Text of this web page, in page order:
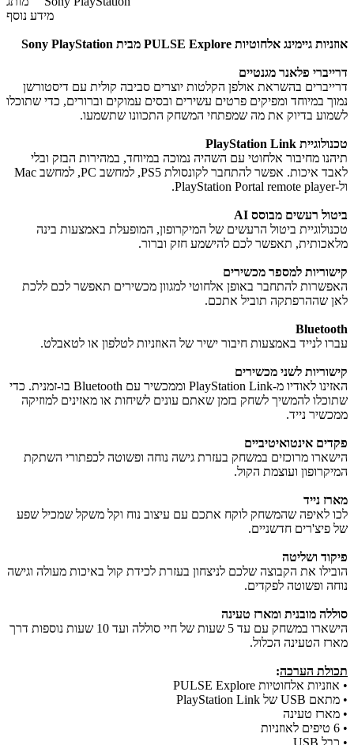
מידע נוסף
אוזניות גיימינג אלחוטיות PULSE Explore מבית Sony PlayStation
דרייברי פלאנר מגנטיים
דרייברים בהשראת אולפן הקלטות יוצרים סביבה קולית עם דיסטורשן
נמוך במיוחד ומפיקים פרטים עשירים ובסים עמוקים וברורים, כדי שתוכלו
לשמוע בדיוק את מה שמפתחי המשחק התכוונו שתשמעו.
טכנולוגיית PlayStation Link
תיהנו מחיבור אלחוטי עם השהיה נמוכה במיוחד, במהירות הבזק ובלי
לאבד איכות. אפשר להתחבר לקונסולת PS5, למחשב PC, למחשב Mac
ול-PlayStation Portal remote player.
ביטול רעשים מבוסס AI
טכנולוגיית ביטול הרעשים של המיקרופון, המופעלת באמצעות בינה
מלאכותית, תאפשר לכם להישמע חזק וברור.
קישוריות למספר מכשירים
האפשרות להתחבר באופן אלחוטי למגוון מכשירים תאפשר לכם ללכת
לאן שההרפתקה תוביל אתכם.
Bluetooth
עברו לנייד באמצעות חיבור ישיר של האוזניות לטלפון או לטאבלט.
קישוריות לשני מכשירים
האזינו לאודיו מ-PlayStation Link וממכשיר עם Bluetooth בו-זמנית. כדי
שתוכלו להמשיך לשחק בזמן שאתם עונים לשיחות או מאזינים למוזיקה
ממכשיר נייד.
פקדים אינטואיטיביים
הישארו מרוכזים במשחק בעזרת גישה נוחה ופשוטה לכפתורי השתקת
המיקרופון ועוצמת הקול.
מארז נייד
לכו לאיפה שהמשחק לוקח אתכם עם עיצוב נוח וקל משקל שמכיל שפע
של פיצ'רים חדשניים.
פיקוד ושליטה
הובילו את הקבוצה שלכם לניצחון בעזרת לכידת קול באיכות מעולה וגישה
נוחה ופשוטה לפקדים.
סוללה מובנית ומארז טעינה
הישארו במשחק עם עד 5 שעות של חיי סוללה ועד 10 שעות נוספות דרך
מארז הטעינה הכלול.
תכולת הערכה:
• אוזניות אלחוטיות PULSE Explore
• מתאם USB של PlayStation Link
• מארז טעינה
• 6 טיפים לאוזניות